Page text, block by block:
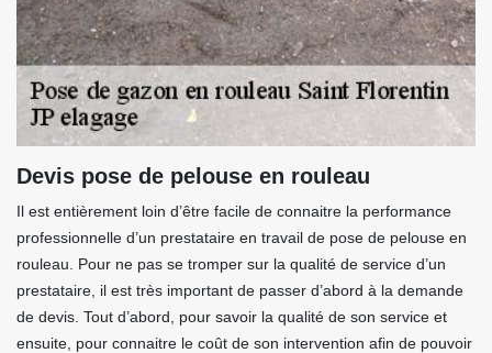
Devis pose de pelouse en rouleau
Il est entièrement loin d’être facile de connaitre la performance
professionnelle d’un prestataire en travail de pose de pelouse en
rouleau. Pour ne pas se tromper sur la qualité de service d’un
prestataire, il est très important de passer d’abord à la demande
de devis. Tout d’abord, pour savoir la qualité de son service et
ensuite, pour connaitre le coût de son intervention afin de pouvoir